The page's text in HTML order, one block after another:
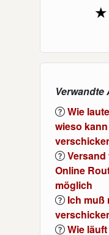
★
Verwandte
Wie
wieso
Versand
Online
möglich
Ich muß
Wie